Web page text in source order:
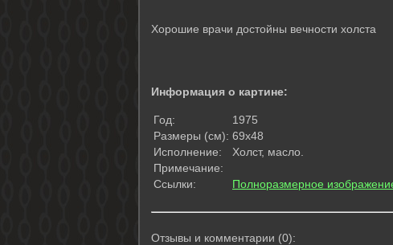
Хорошие врачи достойны вечности холста
Информация о картине:
Год:
1975
Размеры (см): 69х48
Исполнение:
Холст, масло.
Примечание:
Ссылки:
Полноразмерное
Отзывы и комментарии (0):